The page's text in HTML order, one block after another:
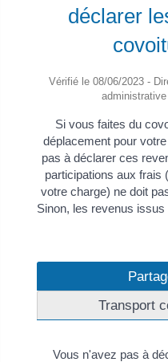
déclarer
Vérifié le 08/06/2023 -
Si vous faites du
déplacement pour
pas à déclarer ces
participations aux frais
votre charge) ne doit
Sinon, les revenus
Transport
Vous n'avez pas à